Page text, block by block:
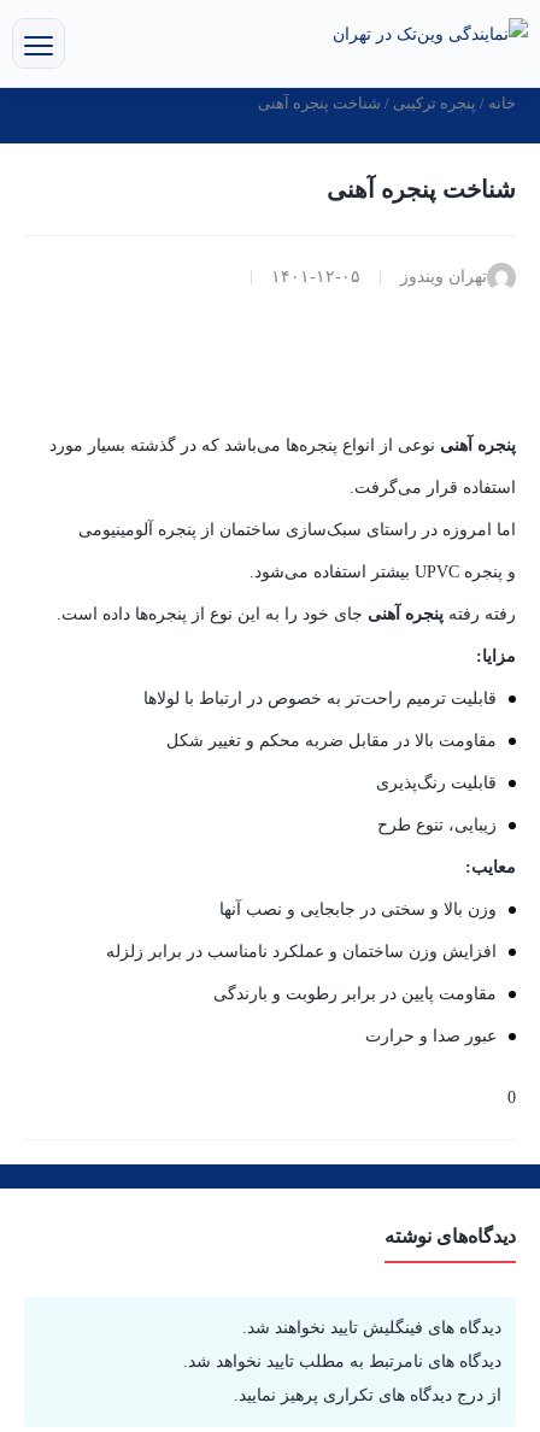
خانه / پنجره ترکیبی / شناخت پنجره آهنی
شناخت پنجره آهنی
تهران ویندوز ۱۴۰۱-۱۲-۰۵
پنجره آهنی نوعی از انواع پنجره‌ها می‌باشد که در گذشته بسیار مورد
استفاده قرار می‌گرفت.
اما امروزه در راستای سبک‌سازی ساختمان از پنجره آلومینیومی
و پنجره UPVC بیشتر استفاده می‌شود.
رفته رفته پنجره آهنی جای خود را به این نوع از پنجره‌ها داده است.
مزایا:
قابلیت ترمیم راحت‌تر به خصوص در ارتباط با لولاها
مقاومت بالا در مقابل ضربه محکم و تغییر شکل
قابلیت رنگ‌پذیری
زیبایی، تنوع طرح
معایب:
وزن بالا و سختی در جابجایی و نصب آنها
افزایش وزن ساختمان و عملکرد نامناسب در برابر زلزله
مقاومت پایین در برابر رطوبت و بارندگی
عبور صدا و حرارت
0
دیدگاه‌های نوشته
دیدگاه های فینگلیش تایید نخواهند شد.
دیدگاه های نامرتبط به مطلب تایید نخواهد شد.
از درج دیدگاه های تکراری پرهیز نمایید.